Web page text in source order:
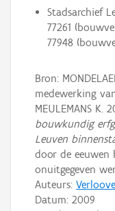
Stadsarchief
77261
77948
Bron:
medewerking
MEULEMANS K.
bouwkundig
Leuven
door de eeuwen
onuitgegeven
Auteurs:
Datum: 2009